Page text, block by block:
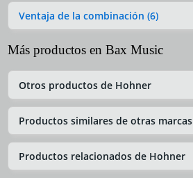
Ventaja de la combinación (6)
Más productos en Bax Music
Otros productos de Hohner
Productos similares de otras marcas
Productos relacionados de Hohner